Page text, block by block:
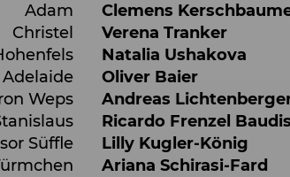
Adam
Clemens
Christel
Verena Tranker
Natalia Ushakova
Oliver Baier
Weps
Andreas
Ricardo Frenzel
Süffle
Lilly Kugler-König
Ariana Schirasi-Fard